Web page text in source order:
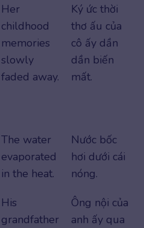
Her
childhood
memories
slowly
faded away.
Ký ức thời
thơ ấu của
cô ấy dần
dần biến
mất.
The water
evaporated
in the heat.
Nước bốc
hơi dưới cái
nóng.
His
grandfather
Ông nội của
anh ấy qua